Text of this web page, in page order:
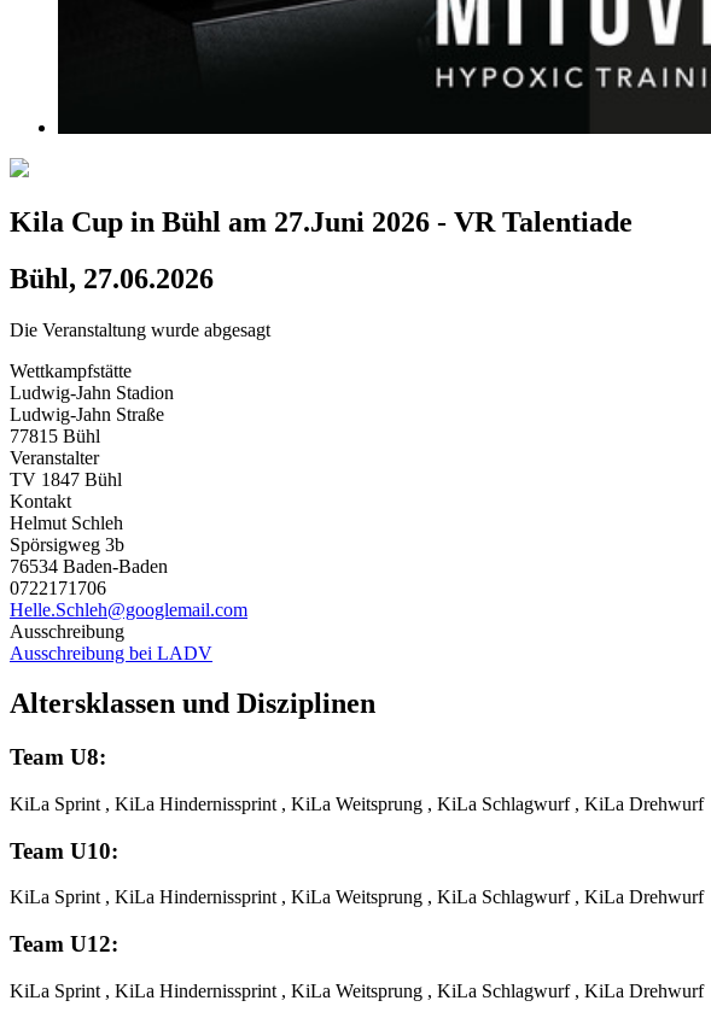
Kila Cup in Bühl am 27.Juni 2026 - VR Talentiade
Bühl, 27.06.2026
Die Veranstaltung wurde abgesagt
Wettkampfstätte
Ludwig-Jahn Stadion
Ludwig-Jahn Straße
77815 Bühl
Veranstalter
TV 1847 Bühl
Kontakt
Helmut Schleh
Spörsigweg 3b
76534 Baden-Baden
0722171706
Helle.Schleh@googlemail.com
Ausschreibung
Ausschreibung bei LADV
Altersklassen und Disziplinen
Team U8:
KiLa Sprint , KiLa Hindernissprint , KiLa Weitsprung , KiLa Schlagwurf , KiLa Drehwurf
Team U10:
KiLa Sprint , KiLa Hindernissprint , KiLa Weitsprung , KiLa Schlagwurf , KiLa Drehwurf
Team U12:
KiLa Sprint , KiLa Hindernissprint , KiLa Weitsprung , KiLa Schlagwurf , KiLa Drehwurf